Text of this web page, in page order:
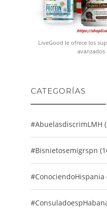
LiveGood le ofrece los
avanzados
CATEGORÍAS
#abuelasdiscrimLMH
#Bisnietosemigrspn
#conociendoHispania